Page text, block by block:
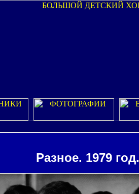
Разное. 1979 год.